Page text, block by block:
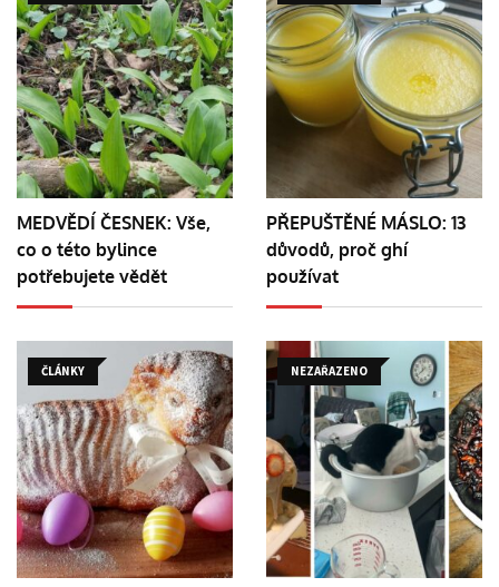
MEDVĚDÍ ČESNEK: Vše,
co o této bylince
potřebujete vědět
PŘEPUŠTĚNÉ MÁSLO: 13
důvodů, proč ghí
používat
ČLÁNKY NEZAŘAZENO